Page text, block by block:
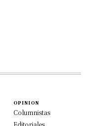
OPINION
Columnistas
Editoriales